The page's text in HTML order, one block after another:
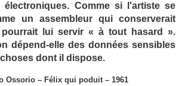
électroniques. Comme si l'artiste se
un assembleur qui conserverait
lui servir « à tout hasard ».
dépend-elle des données sensibles
dont il dispose.
Ossorio – Félix qui poduit – 1961